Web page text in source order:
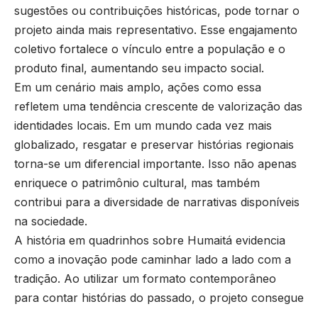
sugestões ou contribuições históricas, pode tornar o
projeto ainda mais representativo. Esse engajamento
coletivo fortalece o vínculo entre a população e o
produto final, aumentando seu impacto social.
Em um cenário mais amplo, ações como essa
refletem uma tendência crescente de valorização das
identidades locais. Em um mundo cada vez mais
globalizado, resgatar e preservar histórias regionais
torna-se um diferencial importante. Isso não apenas
enriquece o patrimônio cultural, mas também
contribui para a diversidade de narrativas disponíveis
na sociedade.
A história em quadrinhos sobre Humaitá evidencia
como a inovação pode caminhar lado a lado com a
tradição. Ao utilizar um formato contemporâneo
para contar histórias do passado, o projeto consegue